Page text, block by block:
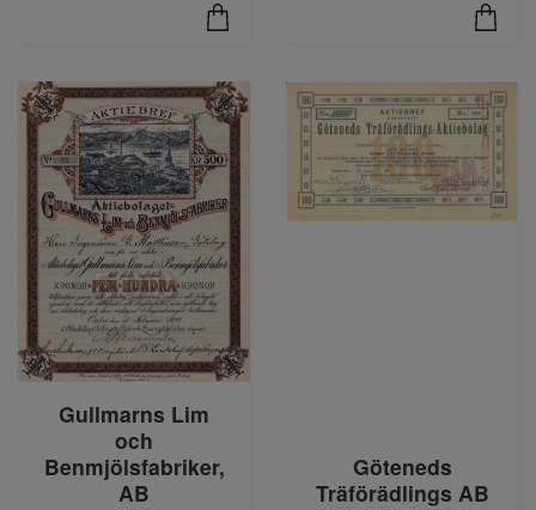
Gullmarns Lim
och
Benmjölsfabriker,
AB
Göteneds
Träförädlings AB